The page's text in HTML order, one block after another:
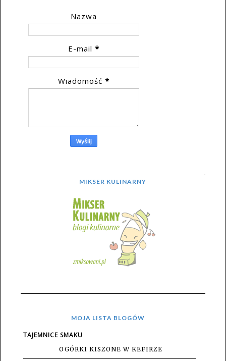
Nazwa
E-mail *
Wiadomość *
MIKSER KULINARNY
MOJA LISTA BLOGÓW
TAJEMNICE SMAKU
OGÓRKI KISZONE W KEFIRZE